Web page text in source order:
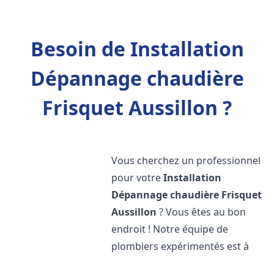
Besoin de Installation
Dépannage chaudière
Frisquet Aussillon ?
Vous cherchez un professionnel
pour votreInstallation
Dépannage chaudière Frisquet
Aussillon ? Vous êtes au bon
endroit ! Notre équipe de
plombiers expérimentés est à